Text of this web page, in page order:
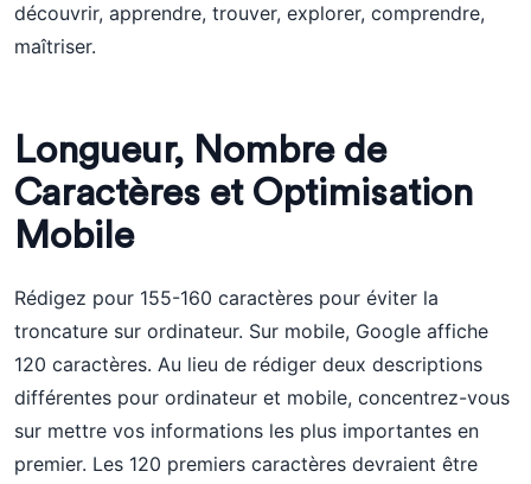
découvrir, apprendre, trouver, explorer, comprendre,
maîtriser.
Longueur, Nombre de
Caractères et Optimisation
Mobile
Rédigez pour 155-160 caractères pour éviter la
troncature sur ordinateur. Sur mobile, Google affiche
120 caractères. Au lieu de rédiger deux descriptions
différentes pour ordinateur et mobile, concentrez-vous
sur mettre vos informations les plus importantes en
premier. Les 120 premiers caractères devraient être